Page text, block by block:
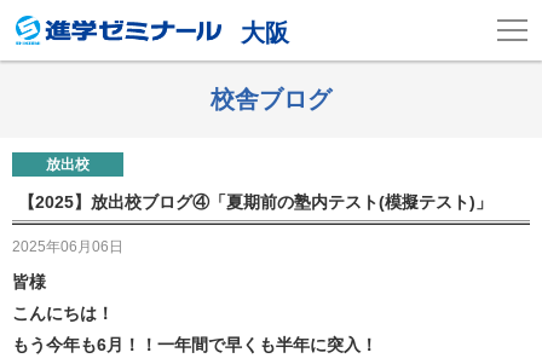
大阪
校舎ブログ
放出校
【2025】放出校ブログ④「夏期前の塾内テスト(模擬テスト)」
2025年06月06日
皆様
こんにちは！
もう今年も6月！！一年間で早くも半年に突入！